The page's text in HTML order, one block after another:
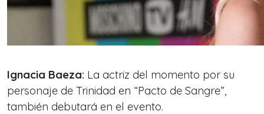
Ignacia Baeza: La actriz del momento por su
personaje de Trinidad en “Pacto de Sangre”,
también debutará en el evento.